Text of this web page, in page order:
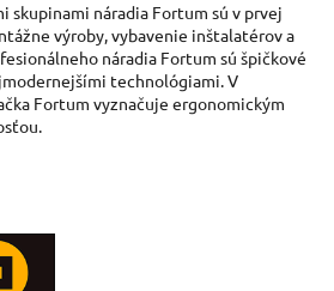
skupinami náradia Fortum sú v prvej
výroby, vybavenie inštalatérova
náradia Fortum sú špičkové
technológiami.V
Fortum vyznačuje ergonomickým
.